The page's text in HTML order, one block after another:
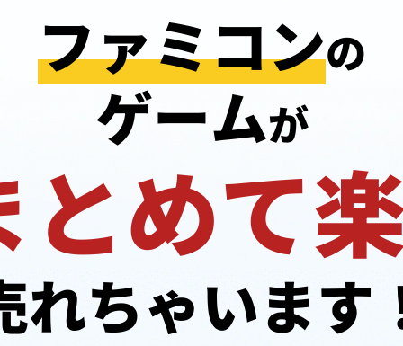
ファミコンの
ゲームが
とめて
れちゃいます